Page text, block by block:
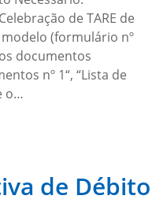
de TARE de
(formulário nº
documentos
nº 1“, “Lista de
o…
de Débito